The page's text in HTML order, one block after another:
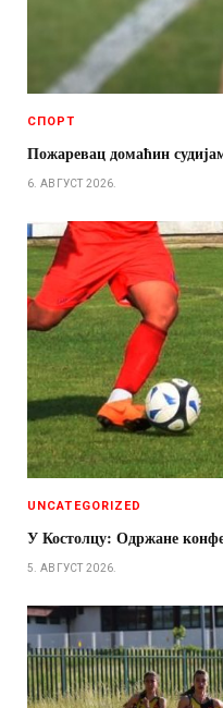
СПОРТ
Пожаревац домаћин
6. АВГУСТ 2026.
UNCATEGORIZED
У Костолцу: Одржане
5. АВГУСТ 2026.